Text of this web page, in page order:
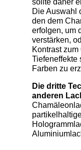
Die Auswahl
den dem
erfolgen, um
verstärken,
Kontrast
Tiefeneffekte
Farben zu
Die dritte
anderen